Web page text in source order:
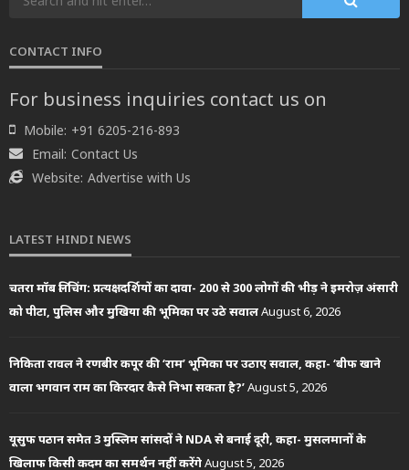
CONTACT INFO
For business inquiries contact us on
Mobile: +91 6205-216-893
Email: Contact Us
Website: Advertise with Us
LATEST HINDI NEWS
चतरा मॉब लिंचिंग: प्रत्यक्षदर्शियों का दावा- 200 से 300 लोगों की भीड़ ने इमरोज़ अंसारी
को पीटा, पुलिस और मुखिया की भूमिका पर उठे सवालAugust 6, 2026
निकिता रावल ने रणबीर कपूर की ‘राम’ भूमिका पर उठाए सवाल, कहा- ‘बीफ खाने
वाला भगवान राम का किरदार कैसे निभा सकता है?’August 5, 2026
यूसुफ पठान समेत 3 मुस्लिम सांसदों ने NDA से बनाई दूरी, कहा- मुसलमानों के
खिलाफ किसी कदम का समर्थन नहीं करेंगेAugust 5, 2026